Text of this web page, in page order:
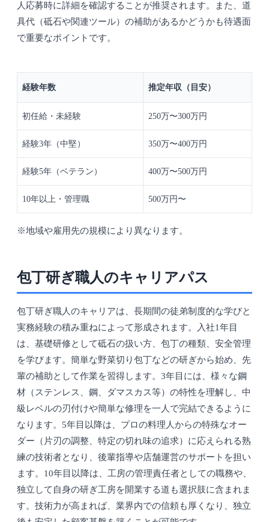
人応募時に詳細を確認することが推奨されます。また、道
具代（砥石や関連ツール）の補助があるかどうかも待遇面
で重要なポイントです。
経験年数 推定年収（目安）
初任給・未経験 250万〜300万円
経験3年（中堅） 350万〜400万円
経験5年（ベテラン） 400万〜500万円
10年以上・管理職 500万円〜
※地域や雇用先の規模により異なります。
包丁研ぎ職人のキャリアパス
包丁研ぎ職人のキャリアは、長期間の徒弟制度的な学びと
実務経験の積み重ねによって形成されます。入社1年目
は、基礎研修として砥石の扱い方、包丁の種類、安全管理
を学びます。簡単な野菜切り包丁などの研ぎから始め、先
輩の補助として作業を習得します。3年目には、様々な鋼
材（ステンレス、鋼、ダマスカス等）の特性を理解し、中
級レベルの刃付けや簡単な修理を一人で完結できるように
なります。5年目以降は、プロの料理人からの特殊なオー
ダー（片刃の調整、特定の切れ味の追求）に応えられる熟
練の技術者となり、後輩指導や店舗運営のサポートを担い
ます。10年目以降は、工房の管理責任者としての職務や、
独立して自身の研ぎ工房を開業する道も選択肢に含まれま
す。技術力が高まれば、業界内での信頼も厚くなり、独立